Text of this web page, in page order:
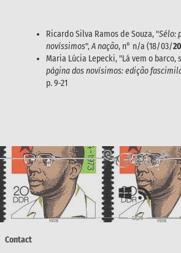
Ricardo Silva Ramos de Souza, "Sélo:
novíssimos",A nação, n° n/a (18/03/
Maria Lúcia Lepecki, "Lá vem o barco,
página dos novísimos: edição
p. 9-21
Contact